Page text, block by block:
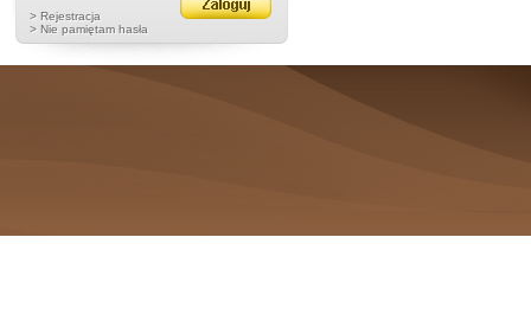
> Rejestracja
> Nie pamiętam hasła